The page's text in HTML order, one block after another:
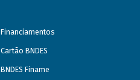
Financiamentos
Cartão BNDES
BNDES Finame